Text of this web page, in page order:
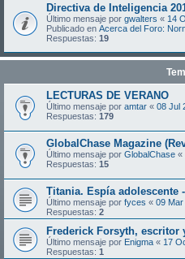
Directiva de Inteligencia
Último mensaje por gwalters « 14
Publicado en Acerca del Foro:
Respuestas: 19
LECTURAS DE VERANO
Último mensaje por amtar « 08 Jul
Respuestas: 179
GlobalChase Magazine
Último mensaje por GlobalChase «
Respuestas: 15
Titania. Espía adolescente
Último mensaje por fyces « 09 Mar
Respuestas: 2
Frederick Forsyth, escritor
Último mensaje por Enigma « 17
Respuestas: 1